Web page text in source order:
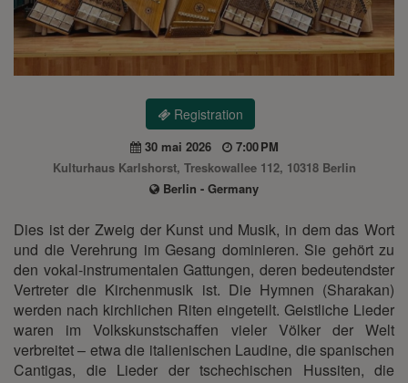
Registration
30 mai 2026
7:00 PM
Kulturhaus Karlshorst, Treskowallee 112, 10318 Berlin
Berlin - Germany
Dies ist der Zweig der Kunst und Musik, in dem das Wort
und die Verehrung im Gesang dominieren. Sie gehört zu
den vokal-instrumentalen Gattungen, deren bedeutendster
Vertreter die Kirchenmusik ist. Die Hymnen (Sharakan)
werden nach kirchlichen Riten eingeteilt. Geistliche Lieder
waren im Volkskunstschaffen vieler Völker der Welt
verbreitet – etwa die italienischen Laudine, die spanischen
Cantigas, die Lieder der tschechischen Hussiten, die